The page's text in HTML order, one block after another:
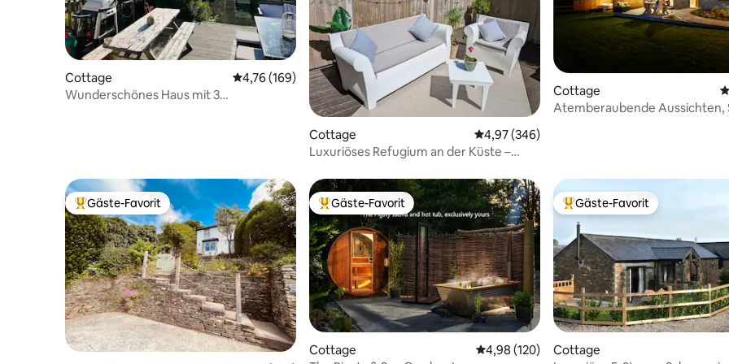
Cottage Durchschnittliche Bewertung: 4,76 von 5, 169 Bewertungen
4,76 (169)
Wunderschönes Haus mit 3
Cottage Durchschnittliche Bewertung: 4,97 von 5,
4,97 (346)
Luxuriöses Refugium an der Küste –
Cottage
Atemberaubende Aussichten,
Beliebter Gäste-Favorit.
Gäste-Favorit Beliebter Gäste-Favorit.
Gäste-Favorit
Cottage Durchschnittliche Bewertung: 4,98 von 5,
4,98 (120)
Beliebter Gäste-Favorit.
Gäste-Favorit
Cottage